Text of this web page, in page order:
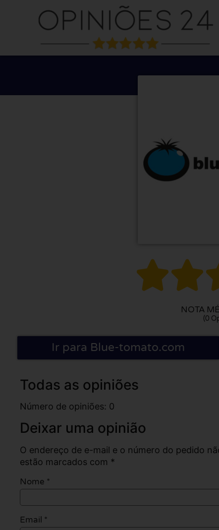

NOTA
(0
Ir para Blue-tomato.com
Todas as opiniões
Número de opiniões: 0
Deixar uma opinião
O endereço de e-mail e o número do pedido
estão marcados com *
Nome *
Email *